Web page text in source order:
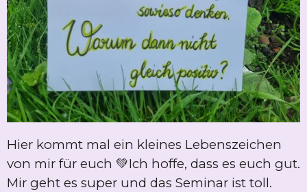
Hier kommt mal ein kleines Lebenszeichen
von mir für euch 💚Ich hoffe, dass es euch gut.
Mir geht es super und das Seminar ist toll.